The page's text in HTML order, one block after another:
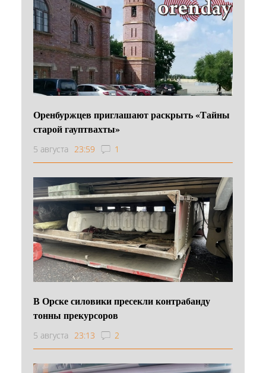
Оренбуржцев приглашают раскрыть «Тайны
старой гауптвахты»
5 августа 23:59 1
В Орске силовики пресекли контрабанду
тонны прекурсоров
5 августа 23:13 2